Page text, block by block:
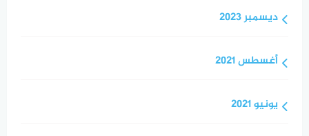
ديسمبر 2023
أغسطس 2021
يونيو 2021